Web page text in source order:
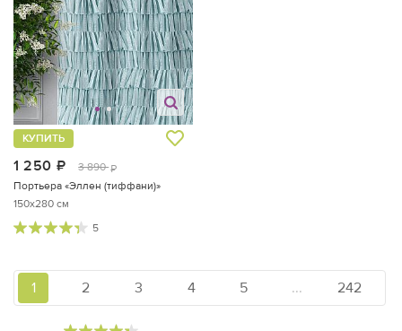
1 250 руб.
3 890 руб.
КУПИТЬ
Портьера «Эллен (тиффани)»
150x280 см
5
1 2 3 4 5 ... 242